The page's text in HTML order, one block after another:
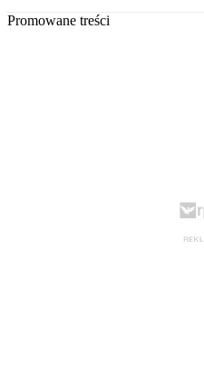
Promowane treści